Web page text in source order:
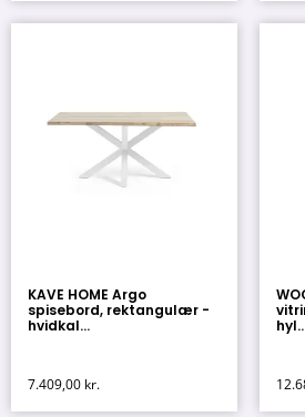
KAVE HOME Argo
spisebord, rektangulær -
hvidkal...
7.409,00 kr.